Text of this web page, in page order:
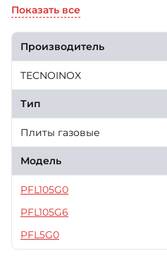
Показать все
Производитель
TECNOINOX
Тип
Плиты газовые
Модель
PFL105G0
PFL105G6
PFL5G0